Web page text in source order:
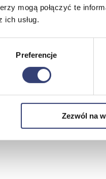
mogą połączyć te
ich usług.
Preferencje
Zezwól na